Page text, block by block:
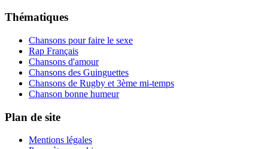
Thématiques
Chansons pour faire le sexe
Rap Français
Chansons d'amour
Chansons des Guinguettes
Chansons de Rugby et 3ème mi-temps
Chanson bonne humeur
Plan de site
Mentions légales